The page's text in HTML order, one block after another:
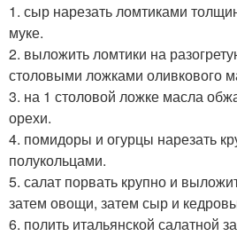
1. сыр нарезать ломтиками
муке.
2. выложить ломтики на
столовыми ложками оливкового
3. на 1 столовой ложке масла
орехи.
4. помидоры и огурцы нарезать
полукольцами.
5. салат порвать крупно и
затем овощи, затем сыр и
6. полить итальянской салатной